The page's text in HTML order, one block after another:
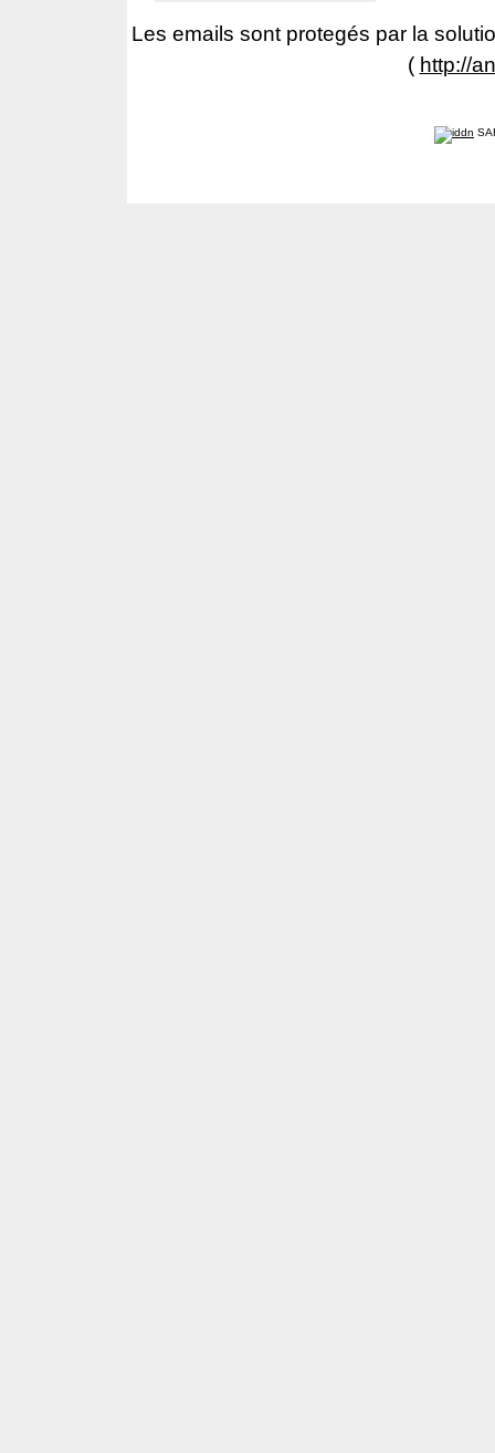
Les emails sont protegés par la
( http://